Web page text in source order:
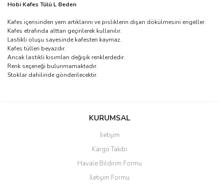
Hobi Kafes Tülü L Beden
Kafes içerisinden yem artıklarını ve pisliklerin dışarı dökülmesini engeller.
Kafes etrafında alttan geçirilerek kullanılır.
Lastikli oluşu sayesinde kafesten kaymaz.
Kafes tülleri beyazdır.
Ancak lastikli kısımları değişik renklerdedir.
Renk seçeneği bulunmamaktadır.
Stoklar dahilinde gönderilecektir.
Bu ürüne ilk yorumu siz yapın!
Ürün resmi kalitesiz, bozuk veya görüntülenemiyor.
Ürün açıklamasında eksik bilgiler bulunuyor.
Ürün bilgilerinde hatalar bulunuyor.
KURUMSAL
İletişim
Kargo Takibi
Havale Bildirim Formu
İletişim Formu